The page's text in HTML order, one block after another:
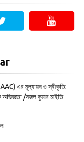
এর মূল্যায়ন ও স্বীকৃতি:
/সজল কুমার মাইতি